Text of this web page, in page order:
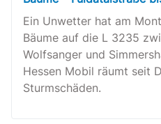
Ein Unwetter hat am
Bäume auf die L 3235
Wolfsanger und
Hessen Mobil räumt seit
Sturmschäden.